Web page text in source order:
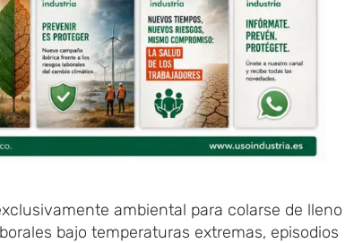
ambiental para colarse de lleno
bajo temperaturas extremas, episodios